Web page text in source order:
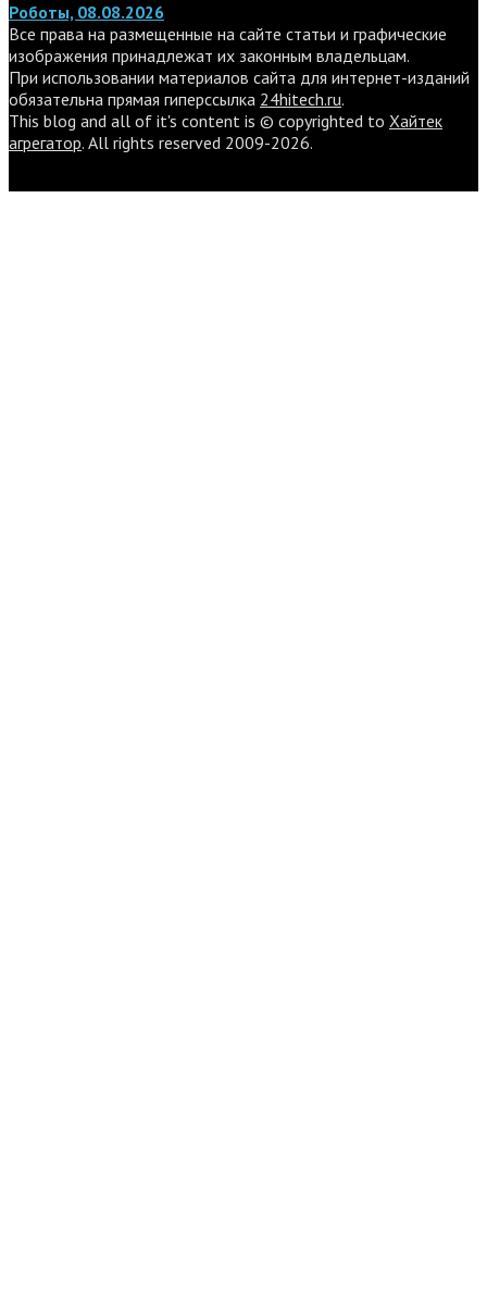
Роботы, 08.08.2026
Все права на размещенные на сайте статьи и графические
изображения принадлежат их законным владельцам.
При использовании материалов сайта для интернет-изданий
обязательна прямая гиперссылка 24hitech.ru.
This blog and all of it's content is © copyrighted to Хайтек
агрегатор. All rights reserved 2009-2026.